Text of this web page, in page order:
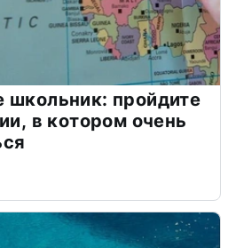
школьник: пройдите
в котором очень